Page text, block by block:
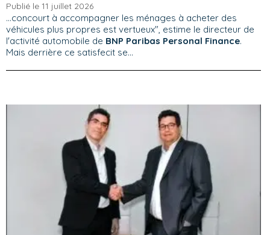
Publié le 11 juillet 2026
...concourt à accompagner les ménages à acheter des
véhicules plus propres est vertueux", estime le directeur de
l'activité automobile de BNP Paribas Personal Finance.
Mais derrière ce satisfecit se...